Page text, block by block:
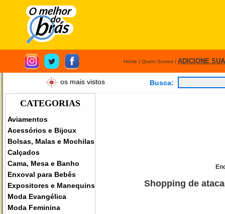
Home | Quem Somos| ADICIONE
os mais vistos Busca:
CATEGORIAS
Aviamentos
Acessórios e Bijoux
Bolsas, Malas e Mochilas
Calçados
Cama, Mesa e Banho
Enxoval para Bebês
Expositores e Manequins
Moda Evangélica
Moda Feminina
Shopping de